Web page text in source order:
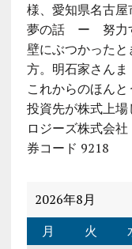
様、愛知県名古屋
夢の話 ー 努力
壁にぶつかったと
方。明石家さんま
これからのほんと
投資先が株式上
ロジーズ株式会
券コード 9218
2026年8月
月
火